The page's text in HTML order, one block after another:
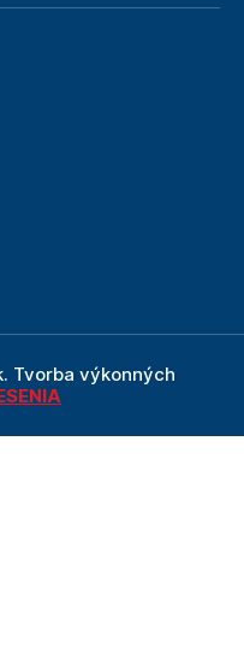
Tvorba výkonných